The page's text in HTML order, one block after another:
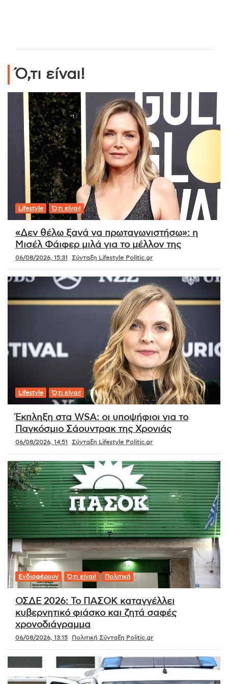
Ό,τι είναι!
Lifestyle Ό,τι είναι!
«Δεν θέλω ξανά να πρωταγωνιστήσω»: η
Μισέλ Φάιφερ μιλά για το μέλλον της
06/08/2026, 15:31 Σύνταξη Lifestyle Politic.gr
Lifestyle Ό,τι είναι!
Έκπληξη στα WSA: οι υποψήφιοι για το
Παγκόσμιο Σάουντρακ της Χρονιάς
06/08/2026, 14:51 Σύνταξη Lifestyle Politic.gr
Ενδιαφέρουν Ό,τι είναι! Πολιτική
ΟΣΔΕ 2026: Το ΠΑΣΟΚ καταγγέλλει
κυβερνητικό φιάσκο και ζητά σαφές
χρονοδιάγραμμα
06/08/2026, 13:15 Πολιτική Σύνταξη Politic.gr